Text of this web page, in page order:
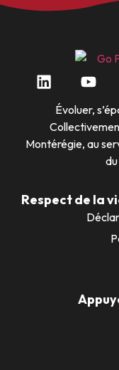
Évoluer,
Montérégie, au
Respect de la